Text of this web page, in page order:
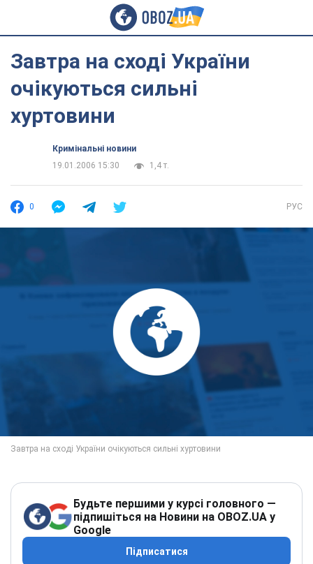
Завтра на сході України
очікуються сильні
хуртовини
Кримінальні новини
19.01.2006 15:30
1,4 т.
0 РУС
Будьте першими у курсі головного —
підпишіться на Новини на OBOZ.UA у
Google
Підписатися